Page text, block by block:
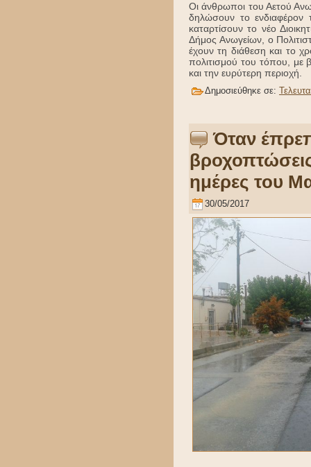
Οι άνθρωποι του Αετού
δηλώσουν το ενδιαφέρον
καταρτίσουν το νέο
Δήμος Ανωγείων, ο
έχουν τη διάθεση και το
πολιτισμού του τόπου,
και την ευρύτερη περιοχή.
Δημοσιεύθηκε σε:
Όταν
βροχοπτώσεις
ημέρες του
30/05/2017